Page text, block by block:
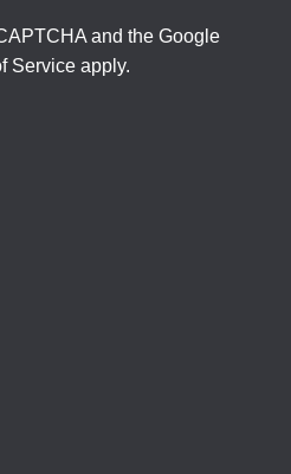
and the Google
Service apply.